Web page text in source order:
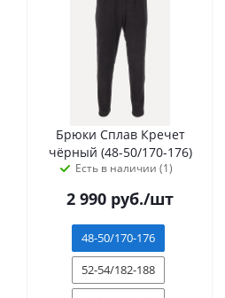
Брюки Сплав Кречет
чёрный (48-50/170-176)
Есть в наличии (1)
2 990 руб./шт
48-50/170-176
52-54/182-188